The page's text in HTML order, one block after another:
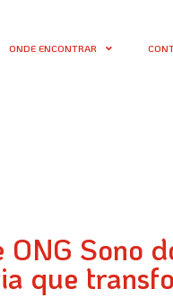
ONDE ENCONTRAR
ONG Sono
que